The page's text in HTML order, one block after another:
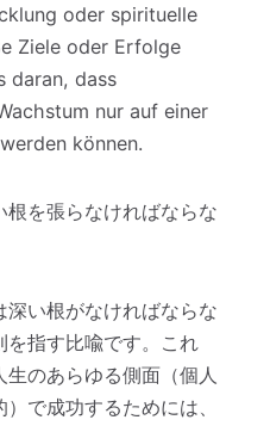
oder spirituelle
Ziele oder Erfolge
daran, dass
nur auf einer
können.
を張らなければならな
深い根がなければならな
を指す比喩です。これ
のあらゆる側面（個人
で成功するためには、